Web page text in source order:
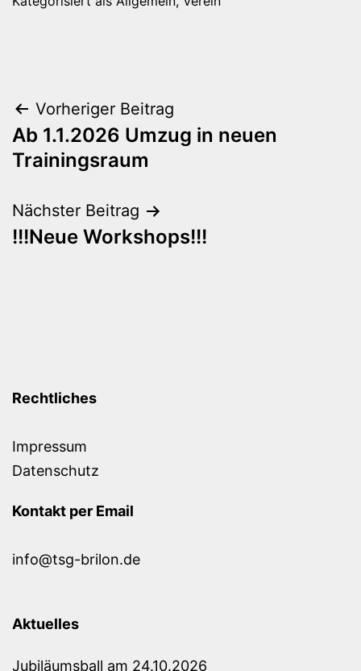
Beitragsnavigation
Vorheriger Beitrag
Ab 1.1.2026 Umzug in neuen
Trainingsraum
Nächster Beitrag
!!!Neue Workshops!!!
Rechtliches
Impressum
Datenschutz
Kontakt per Email
info@tsg-brilon.de
Aktuelles
Jubiläumsball am 24.10.2026